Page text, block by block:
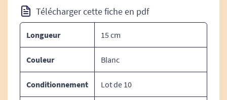
DIMENSIONS :
15 x 20 cm
MATIERE :
Face A : polyester microfleece
Télécharger cette fiche en pdf
Longueur 15 cm
Couleur Blanc
Conditionnement Lot de 10